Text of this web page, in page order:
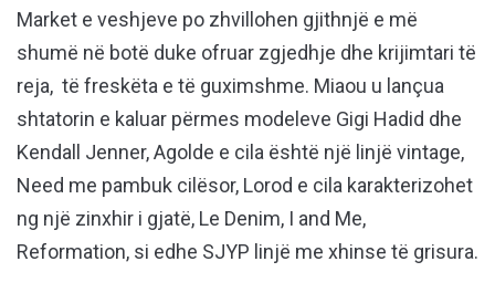
Market e veshjeve po zhvillohen gjithnjë e më
shumë në botë duke ofruar zgjedhje dhe krijimtari të
reja, të freskëta e të guximshme. Miaou u lançua
shtatorin e kaluar përmes modeleve Gigi Hadid dhe
Kendall Jenner, Agolde e cila është një linjë vintage,
Need me pambuk cilësor, Lorod e cila karakterizohet
ng një zinxhir i gjatë, Le Denim, I and Me,
Reformation, si edhe SJYP linjë me xhinse të grisura.